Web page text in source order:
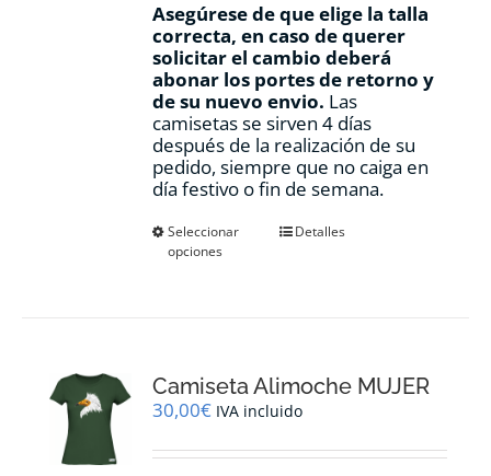
Asegúrese de que elige la talla
correcta, en caso de querer
solicitar el cambio deberá
abonar los portes de retorno y
de su nuevo envio. Las
camisetas se sirven 4 días
después de la realización de su
pedido, siempre que no caiga en
día festivo o fin de semana.
Seleccionar
opciones
Este
se
pueden
en
Detalles
Camiseta Alimoche MUJER
30,00€ IVA incluido